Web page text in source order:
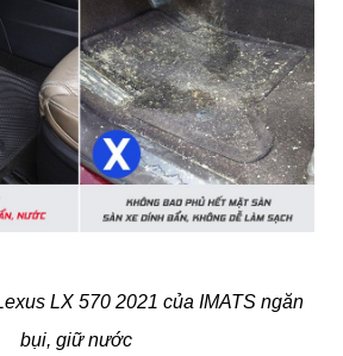
LX 570 2021 của IMATS ngăn
bụi, giữ nước